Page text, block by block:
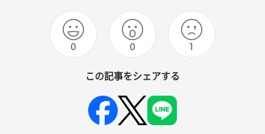
0 0 1
この記事をシェアする